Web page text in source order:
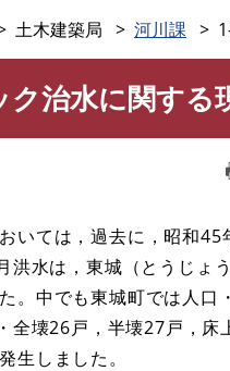
土木建築局 河川課
治水に関する
いては，過去に，昭和
洪水は，東城（とうじょ
。中でも東城町では人
全壊26戸，半壊27戸，
生しました。